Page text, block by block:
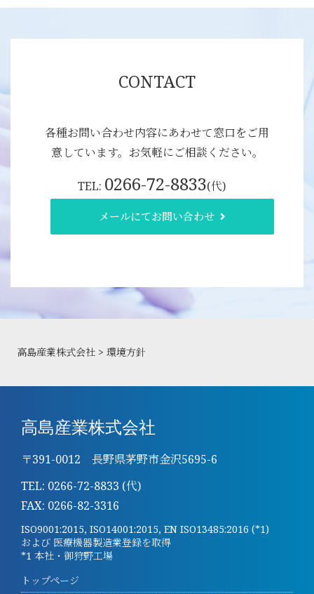
CONTACT
各種お問い合わせ内容にあわせて窓口をご用
意しています。お気軽にご相談ください。
TEL: 0266-72-8833(代)
メールにてお問い合わせ
高島産業株式会社> 環境方針
高島産業株式会社
〒391-0012 長野県茅野市金沢5695-6
TEL: 0266-72-8833 (代)
FAX: 0266-82-3316
ISO9001:2015, ISO14001:2015, EN ISO13485:2016 (*1)
および 医療機器製造業登録を取得
*1 本社・御狩野工場
トップページ